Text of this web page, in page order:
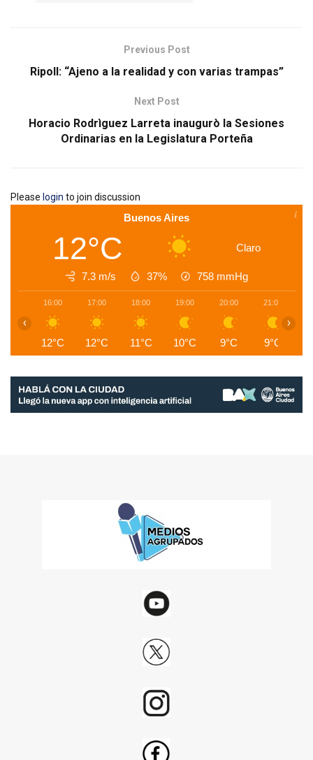
Previous Post
Ripoll: “Ajeno a la realidad y con varias trampas”
Next Post
Horacio Rodrìguez Larreta inaugurò la Sesiones
Ordinarias en la Legislatura Porteña
Please login to join discussion
Buenos Aires
12°C Claro
7.3 m/s 37% 758 mmHg
16:00
12°C
17:00
12°C
18:00
11°C
19:00
10°C
20:00
9°C
21:00
9°C
‹ ›